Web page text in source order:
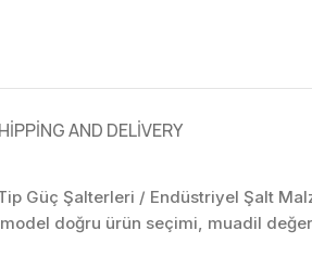
AND DELIVERY
Güç Şalterleri / Endüstriyel Şalt
doğru ürün seçimi, muadil